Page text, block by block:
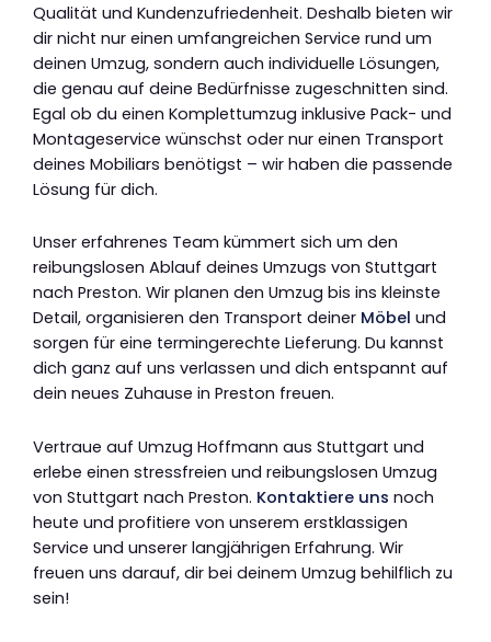
Qualität und Kundenzufriedenheit. Deshalb bieten wir
dir nicht nur einen umfangreichen Service rund um
deinen Umzug, sondern auch individuelle Lösungen,
die genau auf deine Bedürfnisse zugeschnitten sind.
Egal ob du einen Komplettumzug inklusive Pack- und
Montageservice wünschst oder nur einen Transport
deines Mobiliars benötigst – wir haben die passende
Lösung für dich.
Unser erfahrenes Team kümmert sich um den
reibungslosen Ablauf deines Umzugs von Stuttgart
nach Preston. Wir planen den Umzug bis ins kleinste
Detail, organisieren den Transport deiner Möbel und
sorgen für eine termingerechte Lieferung. Du kannst
dich ganz auf uns verlassen und dich entspannt auf
dein neues Zuhause in Preston freuen.
Vertraue auf Umzug Hoffmann aus Stuttgart und
erlebe einen stressfreien und reibungslosen Umzug
von Stuttgart nach Preston. Kontaktiere uns noch
heute und profitiere von unserem erstklassigen
Service und unserer langjährigen Erfahrung. Wir
freuen uns darauf, dir bei deinem Umzug behilflich zu
sein!